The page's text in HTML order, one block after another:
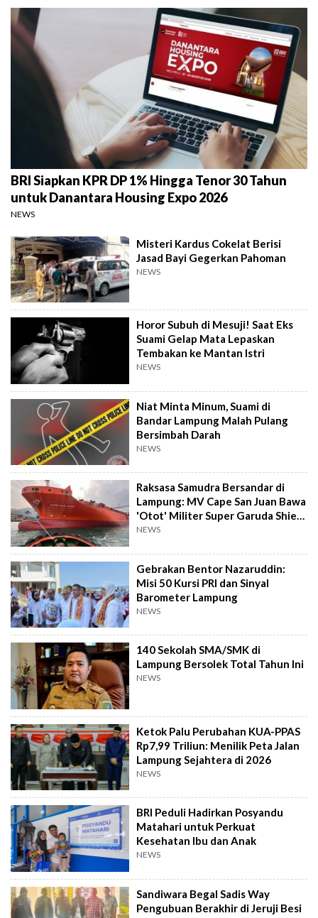
BRI Siapkan KPR DP 1% Hingga Tenor 30 Tahun
untuk Danantara Housing Expo 2026
NEWS
Misteri Kardus Cokelat Berisi
Jasad Bayi Gegerkan Pahoman
NEWS
Horor Subuh di Mesuji! Saat Eks
Suami Gelap Mata Lepaskan
Tembakan ke Mantan Istri
NEWS
Niat Minta Minum, Suami di
Bandar Lampung Malah Pulang
Bersimbah Darah
NEWS
Raksasa Samudra Bersandar di
Lampung: MV Cape San Juan Bawa
'Otot' Militer Super Garuda Shield
2026
NEWS
Gebrakan Bentor Nazaruddin:
Misi 50 Kursi PRI dan Sinyal
Barometer Lampung
NEWS
140 Sekolah SMA/SMK di
Lampung Bersolek Total Tahun Ini
NEWS
Ketok Palu Perubahan KUA-PPAS
Rp7,99 Triliun: Menilik Peta Jalan
Lampung Sejahtera di 2026
NEWS
BRI Peduli Hadirkan Posyandu
Matahari untuk Perkuat
Kesehatan Ibu dan Anak
NEWS
Sandiwara Begal Sadis Way
Pengubuan Berakhir di Jeruji Besi